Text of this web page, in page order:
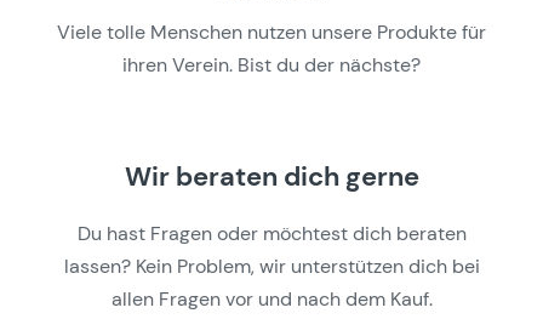
Viele tolle Menschen nutzen unsere Produkte für
ihren Verein. Bist du der nächste?
Wir beraten dich gerne
Du hast Fragen oder möchtest dich beraten
lassen? Kein Problem, wir unterstützen dich bei
allen Fragen vor und nach dem Kauf.